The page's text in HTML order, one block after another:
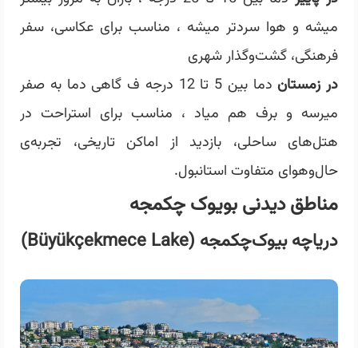
میشه و هوا سردتر میشه ، مناسب برای عکاسی، سفر
فرهنگی، گشت‌وگذار شهری
در زمستان
دما بین 5 تا 12 درجه ف گاهی دما به صفر
میرسه و برف هم میاد ، مناسب برای استراحت در
هتل‌های ساحلی، بازدید از اماکن تاریخی، تجربه‌ی
حال‌وهوای متفاوت استانبول.
مناطق دیدنی بویوک چکمجه
دریاچه بیوک‌چکمجه (Büyükçekmece Lake)